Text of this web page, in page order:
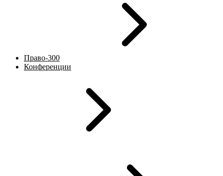
Право-300
Конференции